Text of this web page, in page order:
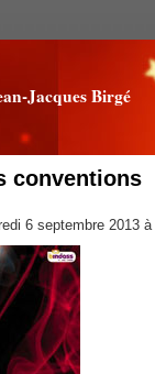
Jacques Birgé
conventions
6 septembre 2013